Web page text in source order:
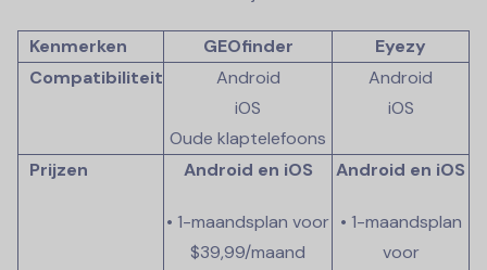
Kenmerken GEOfinder
Eyezy
Compatibiliteit
Android
iOS
Oude klaptelefoons
Android
iOS
Prijzen Android en iOS
• 1-maandsplan voor
$39,99/maand
Android en iOS
• 1-maandsplan
voor